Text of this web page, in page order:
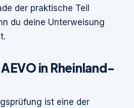
der praktische Teil
du deine Unterweisung
in Rheinland-
ist eine der